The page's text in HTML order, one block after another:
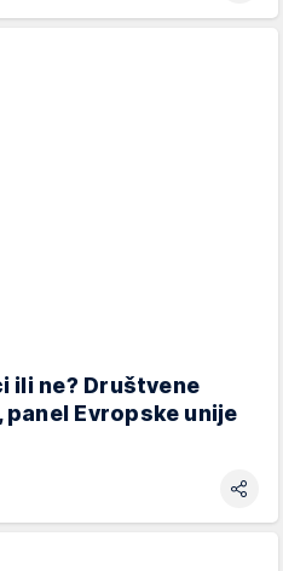
ili ne? Društvene
Evropske unije